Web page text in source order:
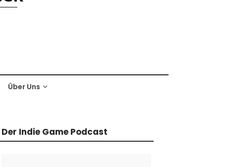
Über Uns
Der Indie Game Podcast